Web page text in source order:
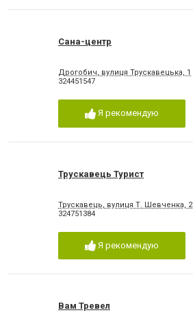
Сана-центр
Дрогобич, вулиця Трускавецька, 1
324451547
Я рекомендую
Трускавець Турист
Трускавець, вулиця Т. Шевченка, 2
324751384
Я рекомендую
Вам Тревел